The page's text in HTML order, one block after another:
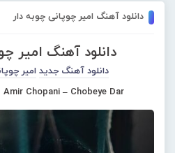
دانلود آهنگ امیر چوپانی چوبه دار
دانلود آهنگ امیر
دانلود آهنگ جدید امیر
Amir Chopani – Chobeye Dar